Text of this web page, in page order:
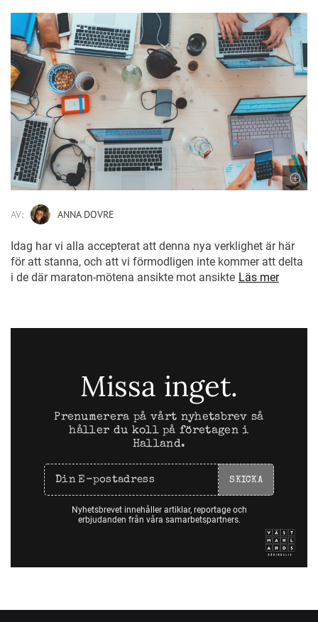
AV: ANNA DOVRE
Idag har vi alla accepterat att denna nya verklighet är här
för att stanna, och att vi förmodligen inte kommer att delta
i de där maraton-mötena ansikte mot ansikte Läs mer
Missa inget.
Prenumerera på vårt nyhetsbrev så
håller du koll på företagen i
Halland.
SKICKA
Nyhetsbrevet innehåller artiklar, reportage och
erbjudanden från våra samarbetspartners.